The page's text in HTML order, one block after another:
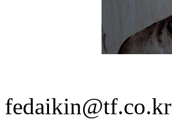
fedaikin@tf.co.kr